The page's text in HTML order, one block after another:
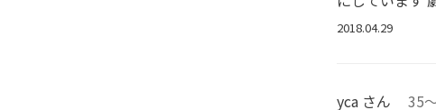
2018.04.29
yca さん 35